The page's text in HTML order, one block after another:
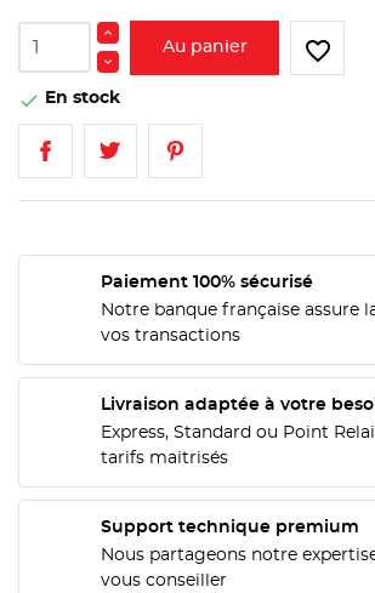
Au panier favorite_border
 En stock
Paiement 100% sécurisé
Notre banque française assure
vos transactions
Livraison adaptée à votre
Express, Standard ou Point
tarifs maitrisés
Support technique premium
Nous partageons notre
vous conseiller
MES LISTES
CRÉER UNE LISTE
NOM DE LA LISTE D'ENVIES
CONNEXION
Vous devez être connecté pour
à votre liste d'envies.